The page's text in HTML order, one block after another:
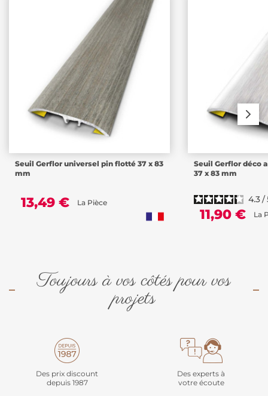
Seuil Gerflor universel pin flotté 37 x 83
mm
13,49 € La Pièce
Seuil Gerflor déco
37 x 83 mm
4.3/
11,90 € La
Toujours à vos côtés pour vos
projets
Des prix discount
depuis 1987
Des experts à
votre écoute